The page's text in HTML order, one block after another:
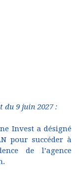
du 9 juin 2027 :
Invest a désigné
pour succéder à
de l’agence